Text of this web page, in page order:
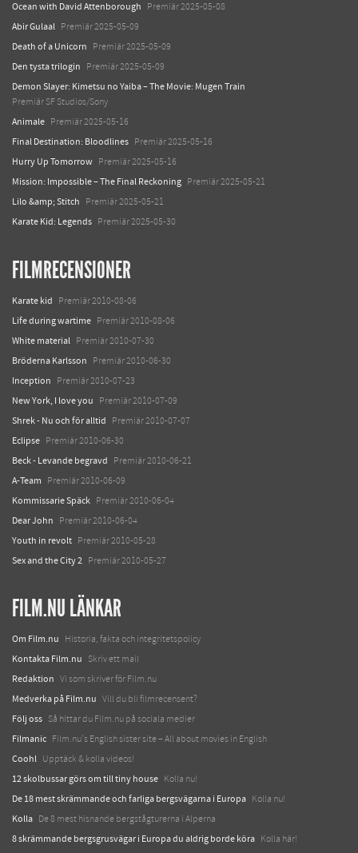
Ocean with David Attenborough Premiär 2025-05-08
Abir Gulaal Premiär 2025-05-09
Death of a Unicorn Premiär 2025-05-09
Den tysta trilogin Premiär 2025-05-09
Demon Slayer: Kimetsu no Yaiba – The Movie: Mugen Train
Premiär SF Studios/Sony
Animale Premiär 2025-05-16
Final Destination: Bloodlines Premiär 2025-05-16
Hurry Up Tomorrow Premiär 2025-05-16
Mission: Impossible – The Final Reckoning Premiär 2025-05-21
Lilo &amp; Stitch Premiär 2025-05-21
Karate Kid: Legends Premiär 2025-05-30
FILMRECENSIONER
Karate kid Premiär 2010-08-06
Life during wartime Premiär 2010-08-06
White material Premiär 2010-07-30
Bröderna Karlsson Premiär 2010-06-30
Inception Premiär 2010-07-23
New York, I love you Premiär 2010-07-09
Shrek - Nu och för alltid Premiär 2010-07-07
Eclipse Premiär 2010-06-30
Beck - Levande begravd Premiär 2010-06-21
A-Team Premiär 2010-06-09
Kommissarie Späck Premiär 2010-06-04
Dear John Premiär 2010-06-04
Youth in revolt Premiär 2010-05-28
Sex and the City 2 Premiär 2010-05-27
FILM.NU LÄNKAR
Om Film.nu Historia, fakta och integritetspolicy
Kontakta Film.nu Skriv ett mail
Redaktion Vi som skriver för Film.nu
Medverka på Film.nu Vill du bli filmrecensent?
Följ oss Så hittar du Film.nu på sociala medier
Filmanic Film.nu's English sister site – All about movies in English
Coohl Upptäck & kolla videos!
12 skolbussar görs om till tiny house Kolla nu!
De 18 mest skrämmande och farliga bergsvägarna i Europa Kolla nu!
Kolla De 8 mest hisnande bergstågturerna i Alperna
8 skrämmande bergsgrusvägar i Europa du aldrig borde köra Kolla här!